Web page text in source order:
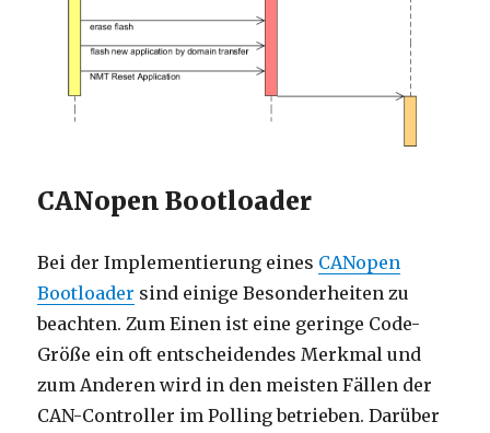
CANopen Bootloader
Bei der Implementierung eines CANopen
Bootloader sind einige Besonderheiten zu
beachten. Zum Einen ist eine geringe Code-
Größe ein oft entscheidendes Merkmal und
zum Anderen wird in den meisten Fällen der
CAN-Controller im Polling betrieben. Darüber